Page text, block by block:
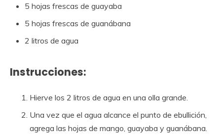
5 hojas frescas de guayaba
5 hojas frescas de guanábana
2 litros de agua
Instrucciones:
Hierve los 2 litros de agua en una olla grande.
Una vez que el agua alcance el punto de ebullición,
agrega las hojas de mango, guayaba y guanábana.